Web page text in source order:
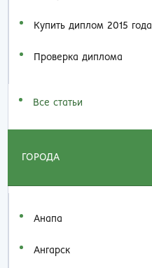
Купить диплом 2015 года
Проверка диплома
Все статьи
ГОРОДА
Анапа
Ангарск